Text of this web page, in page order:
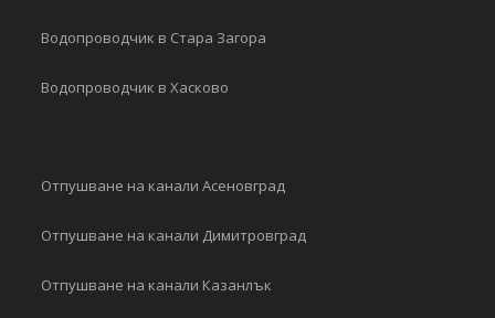
Водопроводчик в Стара Загора
Водопроводчик в Хасково
Отпушване на канали Асеновград
Отпушване на канали Димитровград
Отпушване на канали Казанлък